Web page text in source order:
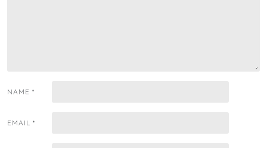
NAME *
EMAIL *